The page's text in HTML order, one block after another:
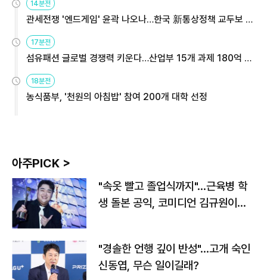
14분전
관세전쟁 '엔드게임' 윤곽 나오나…한국 新통상정책 교두보 활
용해야
17분전
섬유패션 글로벌 경쟁력 키운다…산업부 15개 과제 180억 지
원
18분전
농식품부, '천원의 아침밥' 참여 200개 대학 선정
아주PICK >
"속옷 빨고 졸업식까지"…근육병 학
생 돌본 공익, 코미디언 김규원이었
"경솔한 언행 깊이 반성"…고개 숙인
신동엽, 무슨 일이길래?